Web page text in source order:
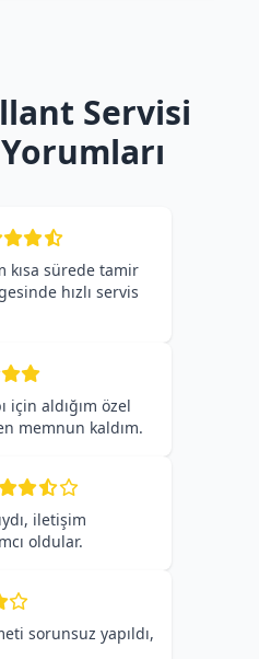
Servisi
kısa sürede tamir
hızlı servis
için aldığım özel
memnun kaldım.
iletişim
oldular.
sorunsuz yapıldı,